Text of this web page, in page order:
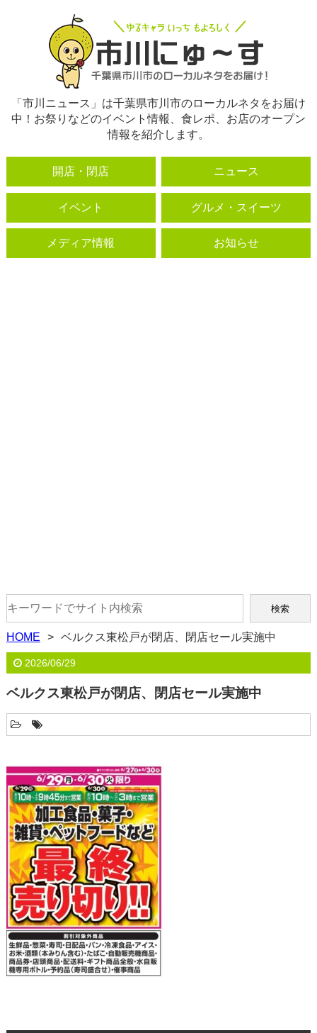
「市川ニュース」は千葉県市川市のローカルネタをお届け
中！お祭りなどのイベント情報、食レポ、お店のオープン
情報を紹介します。
開店・閉店 ニュース
イベント グルメ・スイーツ
メディア情報 お知らせ
HOME ベルクス東松戸が閉店、閉店セール実施中
2026/06/29
ベルクス東松戸が閉店、閉店セール実施中